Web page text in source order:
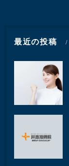
最近の投稿